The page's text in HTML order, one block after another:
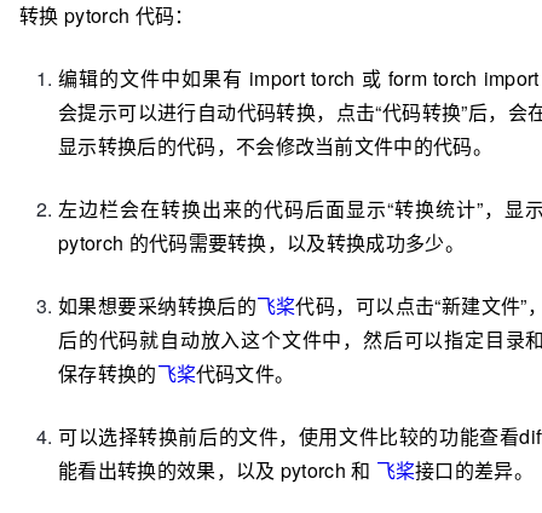
转换 pytorch 代码：
编辑的文件中如果有 import torch 或 form torch
会提示可以进行自动代码转换，点击“代码转换”后，会
显示转换后的代码，不会修改当前文件中的代码。
左边栏会在转换出来的代码后面显示“转换统计”，显
pytorch 的代码需要转换，以及转换成功多少。
如果想要采纳转换后的飞桨代码，可以点击“新建文件”
后的代码就自动放入这个文件中，然后可以指定目录
保存转换的飞桨代码文件。
可以选择转换前后的文件，使用文件比较的功能查看
能看出转换的效果，以及 pytorch 和 飞桨接口的差异。